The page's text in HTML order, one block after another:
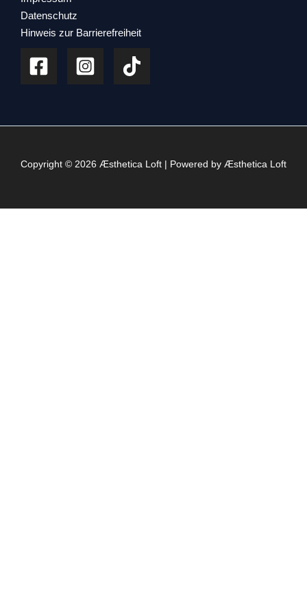
Datenschutz
Hinweis zur Barrierefreiheit
Copyright © 2026 Æsthetica Loft | Powered by Æsthetica Loft